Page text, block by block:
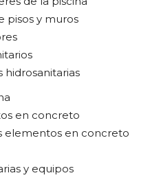
pisos y muros
hidrosanitarias
en concreto
elementos en concreto
y equipos